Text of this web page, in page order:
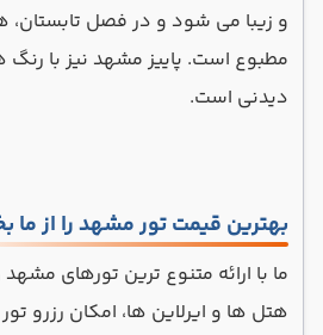
و زیبا می شود و در فصل
مطبوع است. پاییز مشهد نیز با رنگ
دیدنی است.
بهترین قیمت تور مشهد را از ما
ما با ارائه متنوع ترین تورهای
هتل ها و ایرلاین ها، امکان رزرو